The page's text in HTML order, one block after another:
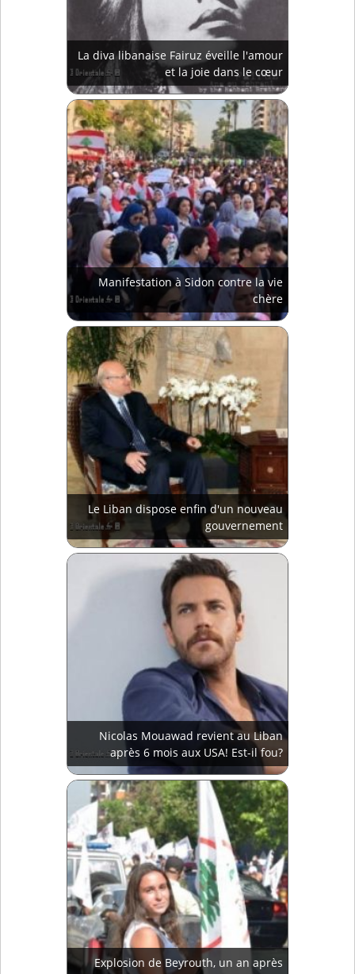
La diva libanaise Fairuz éveille l'amour
et la joie dans le cœur
Manifestation à Sidon contre la vie
chère
Le Liban dispose enfin d'un nouveau
gouvernement
Nicolas Mouawad revient au Liban
après 6 mois aux USA! Est-il fou?
Explosion de Beyrouth, un an après